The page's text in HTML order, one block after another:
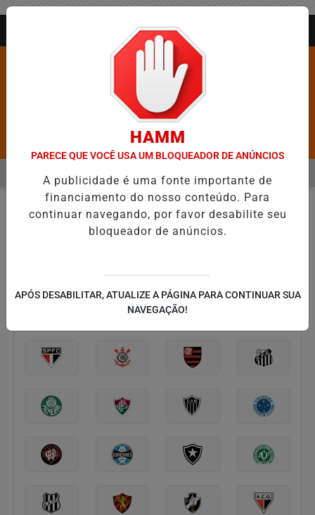
Pesquisar Notícia
É CONFIRMADA NO DIA DO EVANGÉLICO EM JEQUIÉ E
EM ALTA
MENU
EMFUTEBOL
SÉRIE B EUROPA
HAMM
PARECE QUE VOCÊ USA UM BLOQUEADOR DE ANÚNCIOS
A publicidade é uma fonte importante de
financiamento do nosso conteúdo. Para
continuar navegando, por favor desabilite seu
bloqueador de anúncios.
APÓS DESABILITAR, ATUALIZE A PÁGINA PARA CONTINUAR SUA
NAVEGAÇÃO!